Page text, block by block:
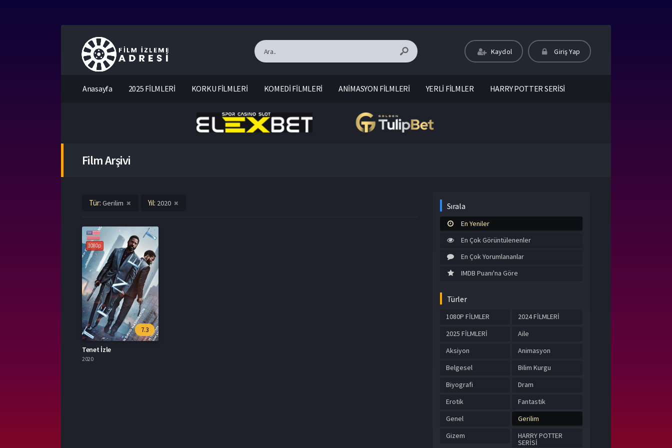
Kaydol Giriş Yap
Anasayfa 2025 FİLMLERİ KORKU FİLMLERİ KOMEDİ FİLMLERİ ANİMASYON FİLMLERİ YERLİ FİLMLER HARRY POTTER SERİSİ
Film Arşivi
Tür: Gerilim Yıl: 2020
1080p
7.3
Tenet İzle
2020
Sırala
En Yeniler
En Çok Görüntülenenler
En Çok Yorumlananlar
IMDB Puanı'na Göre
Türler
1080P FİLMLER
2024 FİLMLERİ
2025 FİLMLERİ
Aile
Aksiyon
Animasyon
Belgesel
Bilim Kurgu
Biyografi
Dram
Erotik
Fantastik
Genel
Gerilim
Gizem
HARRY POTTER
SERİSİ